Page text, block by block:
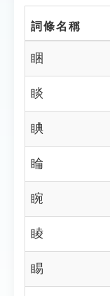
詞條名稱
睏
睒
睓
睔
睕
睖
睗